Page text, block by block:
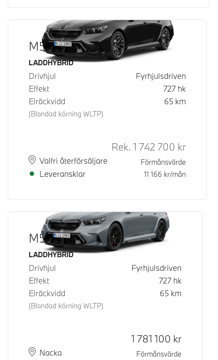
M5 Touring
Bränsle
LADDHYBRID
Drivhjul
Fyrhjulsdriven
Effekt
727 hk
Elräckvidd
(Blandad körning WLTP)
65 km
PlatsValfri återförsäljare
Leveranstid
Leveransklar
Rek. ord
Rek. 1 742 700 kr
Förmånsvärde
11 166 kr/mån
M5 Touring
Bränsle
LADDHYBRID
Drivhjul
Fyrhjulsdriven
Effekt
727 hk
Elräckvidd
(Blandad körning WLTP)
65 km
PlatsNacka
Leveranstid
Kontantpris
1 781 100 kr
Förmånsvärde